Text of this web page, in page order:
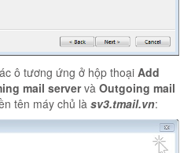
ô tương ứng ở hộp thoại Add
mail servervà Outgoing mail
tên máy chủ là sv3.tmail.vn: